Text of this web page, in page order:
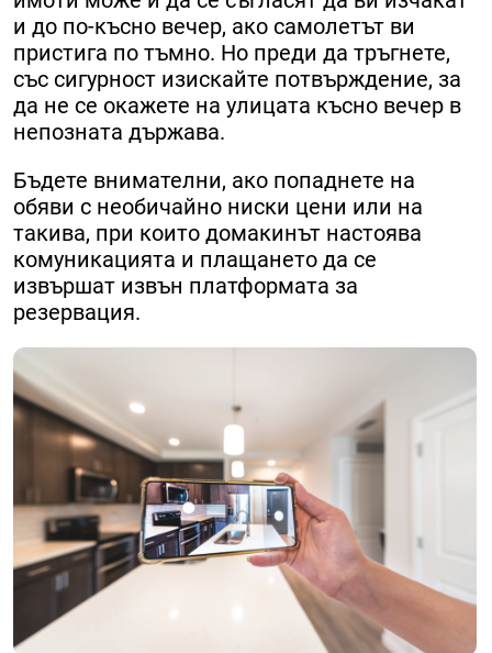
и до по-късно вечер, ако самолетът ви
пристига по тъмно. Но преди да тръгнете,
със сигурност изискайте потвърждение, за
да не се окажете на улицата късно вечер в
непозната държава.
Бъдете внимателни, ако попаднете на
обяви с необичайно ниски цени или на
такива, при които домакинът настоява
комуникацията и плащането да се
извършат извън платформата за
резервация.